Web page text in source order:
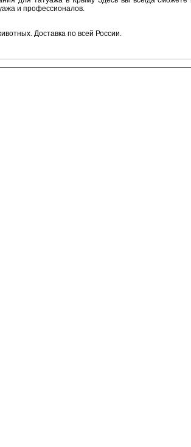
и профессионалов.
Доставка по всей России.